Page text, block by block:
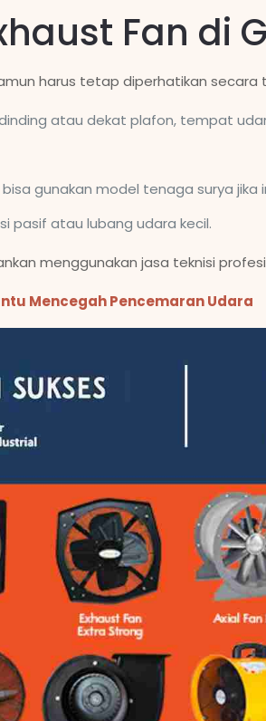
Fan di
harus tetap diperhatikan secara
atau dekat plafon, tempat
gunakan model tenaga surya jika
pasif atau lubang udara kecil.
menggunakan jasa teknisi
Mencegah Pencemaran Udara